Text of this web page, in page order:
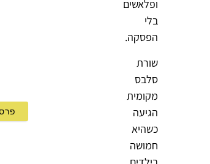
ופלאשים
בלי
הפסקה.
שורת
סלבס
מקומית
הגיעה
כשהיא
חמושה